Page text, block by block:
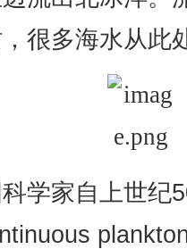
很多海水从此
学家自上世纪